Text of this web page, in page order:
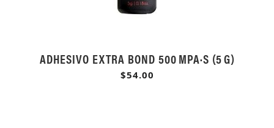
ADHESIVO EXTRA BOND 500 MPA·S (5 G)
$54.00